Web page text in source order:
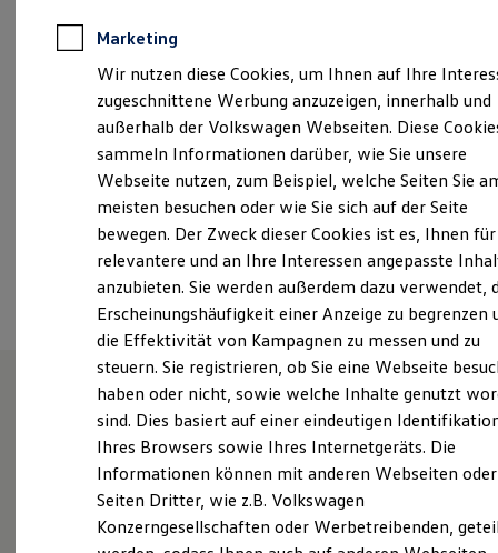
Elektroautos
ID. Tutorials
Elektrofahrzeugkonzepte
Reichweite
Reichweite der ID. Modelle
Reichweite im Winter
Laden
Laden unterwegs
Laden Zuhause
Ladestationen finden
Ladezeitensimulator
Batterie
Sicherheit
Garantie und Lebensdauer
Nachhaltigkeit
Technologie
Kosten und Kauf
Verbrauchskosten
Kaufoptionen
E-Auto-Förderung
Software und Konnektivität
ID. Software Versionen und Updates
Digitale Extras
Schnittstellen zu Ihrem ID.
post@ernst-auto.de
Montag
Sonntag
Geschlossen
Ansprechpartner
Herzlich Willkomen beim
Autohaus Willy Ernst in
Coburg
Marketing
Wir nutzen diese Cookies, um Ihnen auf Ihre
zugeschnittene Werbung anzuzeigen, innerhalb und
außerhalb der Volkswagen Webseiten. Diese
sammeln Informationen darüber, wie Sie unsere
Webseite nutzen, zum Beispiel, welche Seiten Sie
meisten besuchen oder wie Sie sich auf der Seite
bewegen. Der Zweck dieser Cookies ist es, Ihnen für
relevantere und an Ihre Interessen angepasste
anzubieten. Sie werden außerdem dazu verwendet,
Erscheinungshäufigkeit einer Anzeige zu begrenzen
die Effektivität von Kampagnen zu messen und zu
steuern. Sie registrieren, ob Sie eine Webseite
haben oder nicht, sowie welche Inhalte genutzt
sind. Dies basiert auf einer eindeutigen
Ihres Browsers sowie Ihres Internetgeräts. Die
Informationen können mit anderen Webseiten oder
Seiten Dritter, wie z.B. Volkswagen
Konzerngesellschaften oder Werbetreibenden,